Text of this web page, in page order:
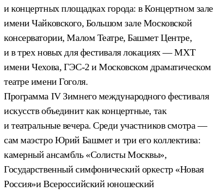
и концертных площадках города: в Концертном зале
имени Чайковского, Большом зале Московской
консерватории, Малом Театре, Башмет Центре,
и в трех новых для фестиваля локациях — МХТ
имени Чехова, ГЭС-2 и Московском драматическом
театре имени Гоголя.
Программа IV Зимнего международного фестиваля
искусств объединит как концертные, так
и театральные вечера. Среди участников смотра —
сам маэстро Юрий Башмет и три его коллектива:
камерный ансамбль «Солисты Москвы»,
Государственный симфонический оркестр «Новая
Россия»и Всероссийский юношеский